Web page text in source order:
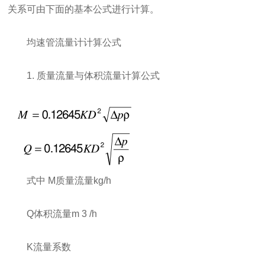
关系可由下面的基本公式进行计算。
均速管流量计计算公式
1. 质量流量与体积流量计算公式
式中 M质量流量kg/h
Q体积流量m 3 /h
K流量系数